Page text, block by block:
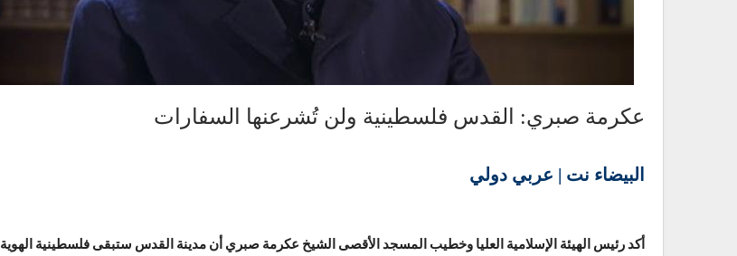
عكرمة صبري: القدس فلسطينية ولن تُشرعنها السفارات
البيضاء نت | عربي دولي
أكد رئيس الهيئة الإسلامية العليا وخطيب المسجد الأقصى الشيخ عكرمة صبري أن مدينة القدس ستبقى فلسطينية الهوية